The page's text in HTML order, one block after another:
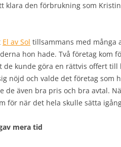
klara den förbrukning som
El av Sol tillsammans med många
hon hade. Två företag kom
de kunde göra en rättvis offert till
nöjd och valde det företag som
de även bra pris och bra avtal.
för när det hela skulle sätta
mera tid